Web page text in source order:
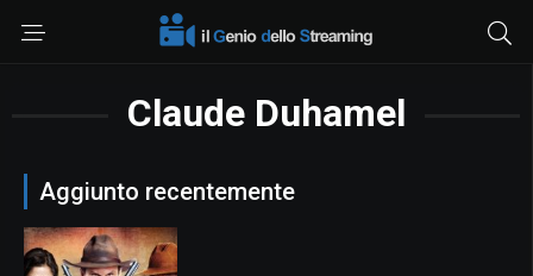
Claude Duhamel
Aggiunto recentemente